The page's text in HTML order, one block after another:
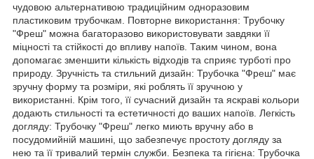
чудовою альтернативою традиційним одноразовим
пластиковим трубочкам. Повторне використання: Трубочку
"Фреш" можна багаторазово використовувати завдяки її
міцності та стійкості до впливу напоїв. Таким чином, вона
допомагає зменшити кількість відходів та сприяє турботі про
природу. Зручність та стильний дизайн: Трубочка "Фреш" має
зручну форму та розміри, які роблять її зручною у
використанні. Крім того, її сучасний дизайн та яскраві кольори
додають стильності та естетичності до ваших напоїв. Легкість
догляду: Трубочку "Фреш" легко миють вручну або в
посудомийній машині, що забезпечує простоту догляду за
нею та її тривалий термін служби. Безпека та гігієна: Трубочка